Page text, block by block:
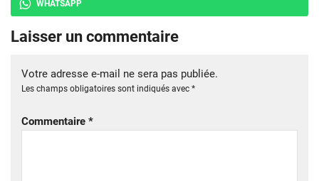
WHATSAPP
Laisser un commentaire
Votre adresse e-mail ne sera pas publiée.
Les champs obligatoires sont indiqués avec *
Commentaire *